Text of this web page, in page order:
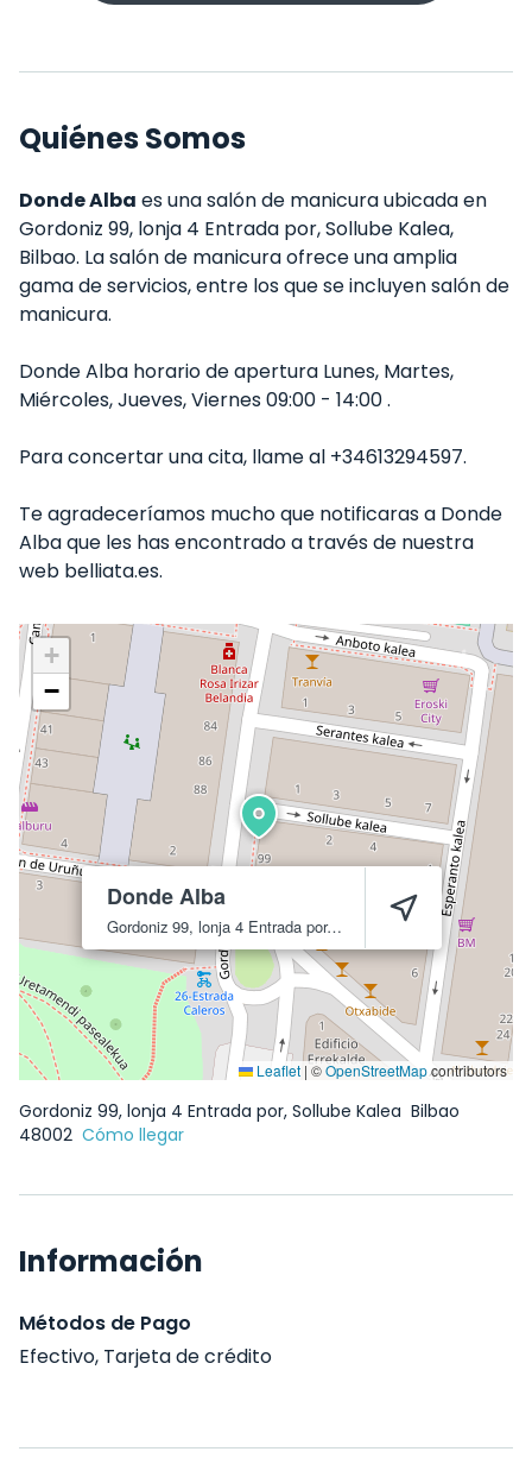
Quiénes Somos
Donde Alba es una salón de manicura ubicada en
Gordoniz 99, lonja 4 Entrada por, Sollube Kalea,
Bilbao. La salón de manicura ofrece una amplia
gama de servicios, entre los que se incluyen salón de
manicura.
Donde Alba horario de apertura Lunes, Martes,
Miércoles, Jueves, Viernes 09:00 - 14:00 .
Para concertar una cita, llame al +34613294597.
Te agradeceríamos mucho que notificaras a Donde
Alba que les has encontrado a través de nuestra
web belliata.es.
Donde Alba
Gordoniz 99, lonja 4 Entrada por, Sollube Kalea Bilbao
+
−
Leaflet |©OpenStreetMapcontributors
Gordoniz 99, lonja 4 Entrada por, Sollube Kalea Bilbao
48002 Cómo llegar
Información
Métodos de Pago
Efectivo, Tarjeta de crédito